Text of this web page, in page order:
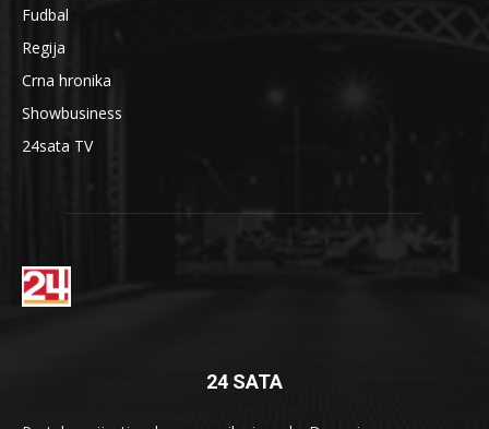
Fudbal
Regija
Crna hronika
Showbusiness
24sata TV
24 SATA